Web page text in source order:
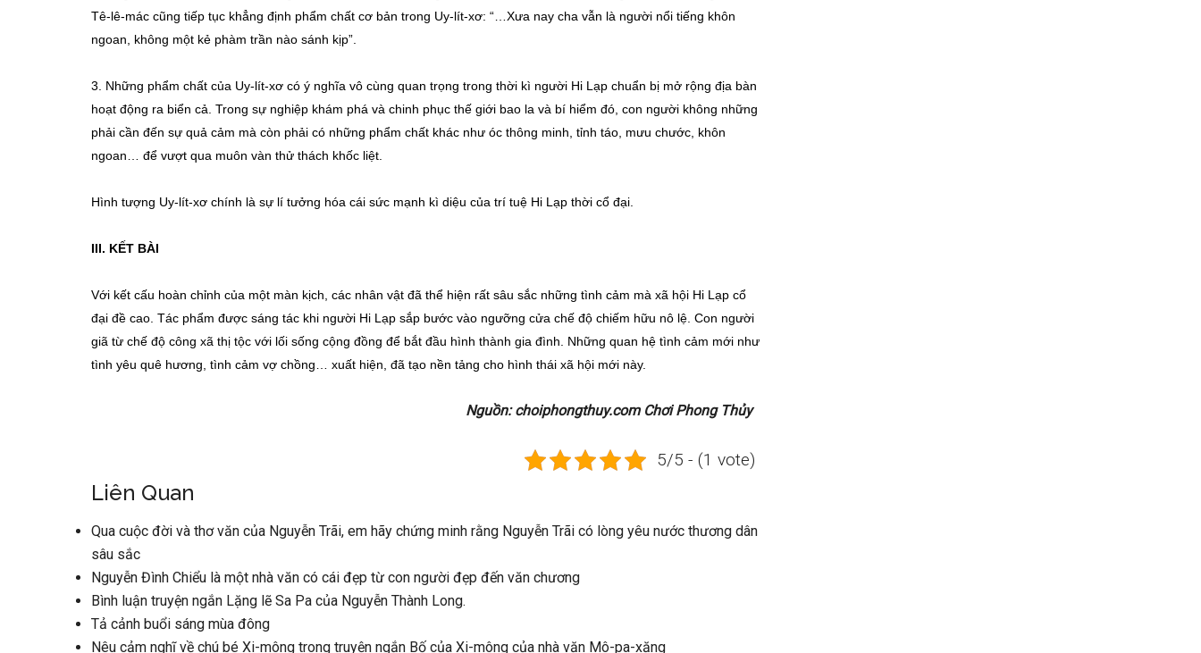
Tê-lê-mác cũng tiếp tục khẳng định phẩm chất cơ bản trong Uy-lít-xơ: “…Xưa nay cha vẫn là người nổi tiếng khôn
ngoan, không một kẻ phàm trần nào sánh kịp”.
3. Những phẩm chất của Uy-lít-xơ có ý nghĩa vô cùng quan trọng trong thời kì người Hi Lạp chuẩn bị mở rộng địa bàn
hoạt động ra biển cả. Trong sự nghiệp khám phá và chinh phục thế giới bao la và bí hiểm đó, con người không những
phải cần đến sự quả cảm mà còn phải có những phẩm chất khác như óc thông minh, tỉnh táo, mưu chước, khôn
ngoan… để vượt qua muôn vàn thử thách khốc liệt.
Hình tượng Uy-lít-xơ chính là sự lí tưởng hóa cái sức mạnh kì diệu của trí tuệ Hi Lạp thời cổ đại.
III. KẾT BÀI
Với kết cấu hoàn chỉnh của một màn kịch, các nhân vật đã thể hiện rất sâu sắc những tình cảm mà xã hội Hi Lạp cổ
đại đề cao. Tác phẩm được sáng tác khi người Hi Lạp sắp bước vào ngưỡng cửa chế độ chiếm hữu nô lệ. Con người
giã từ chế độ công xã thị tộc với lối sống cộng đồng để bắt đầu hình thành gia đình. Những quan hệ tình cảm mới như
tình yêu quê hương, tình cảm vợ chồng… xuất hiện, đã tạo nền tảng cho hình thái xã hội mới này.
Nguồn: choiphongthuy.com Chơi Phong Thủy
5/5 - (1 vote)
Liên Quan
Qua cuộc đời và thơ văn của Nguyễn Trãi, em hãy chứng minh rằng Nguyễn Trãi có lòng yêu nước thương dân
sâu sắc
Nguyễn Đình Chiểu là một nhà văn có cái đẹp từ con người đẹp đến văn chương
Bình luận truyện ngắn Lặng lẽ Sa Pa của Nguyễn Thành Long.
Tả cảnh buổi sáng mùa đông
Nêu cảm nghĩ về chú bé Xi-mông trong truyện ngắn Bố của Xi-mông của nhà văn Mô-pa-xăng